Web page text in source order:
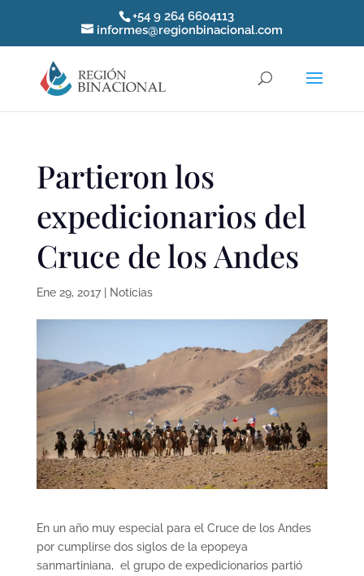
+54 9 264 6604113
informes@regionbinacional.com
Partieron los
expedicionarios del
Cruce de los Andes
Ene 29, 2017| Noticias
En un año muy especial para el Cruce de los Andes
por cumplirse dos siglos de la epopeya
sanmartiniana, el grupo de expedicionarios partió